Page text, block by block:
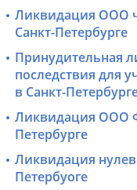
Ликвидация ООО
Санкт-Петербурге
Принудительная
последствия для
в Санкт-
Ликвидация ООО
Петербурге
Ликвидация
Петербуоге